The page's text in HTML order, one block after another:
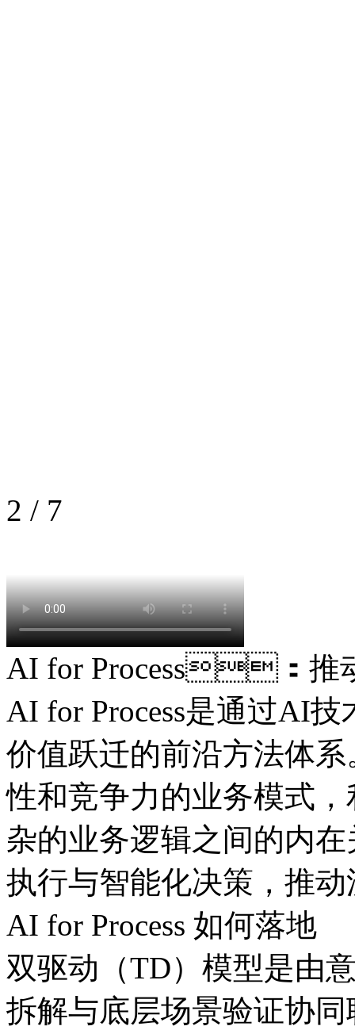
2 / 7
AI for Process：推
AI for Process是通过AI技
价值跃迁的前沿方法体
性和竞争力的业务模式
杂的业务逻辑之间的内在
执行与智能化决策，
AI for Process 如何落地
双驱动（TD）模型是由意
拆解与底层场景验证协同